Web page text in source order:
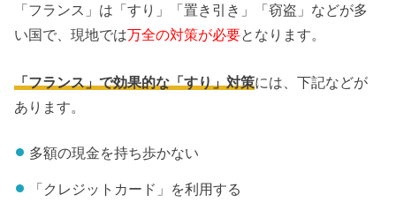
「フランス」は「すり」「置き引き」「窃盗」などが多
い国で、現地では万全の対策が必要となります。
「フランス」で効果的な「すり」対策には、下記などが
あります。
多額の現金を持ち歩かない
「クレジットカード」を利用する